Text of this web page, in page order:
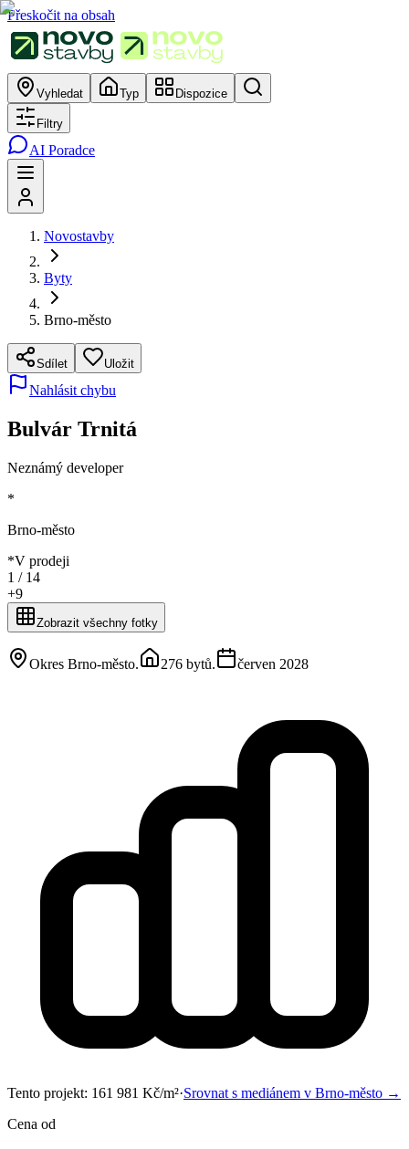
Přeskočit na obsah
Vyhledat Typ Dispozice
Filtry
AI Poradce
Novostavby
Byty
Brno-město
Sdílet Uložit
Nahlásit chybu
Bulvár Trnitá
Neznámý developer
*
Brno-město
*V prodeji
1 / 14
+9
Zobrazit všechny fotky
Okres Brno-město. 276 bytů. červen 2028
Tento projekt: 161 981 Kč/m²·Srovnat s mediánem v Brno-město →
Cena od